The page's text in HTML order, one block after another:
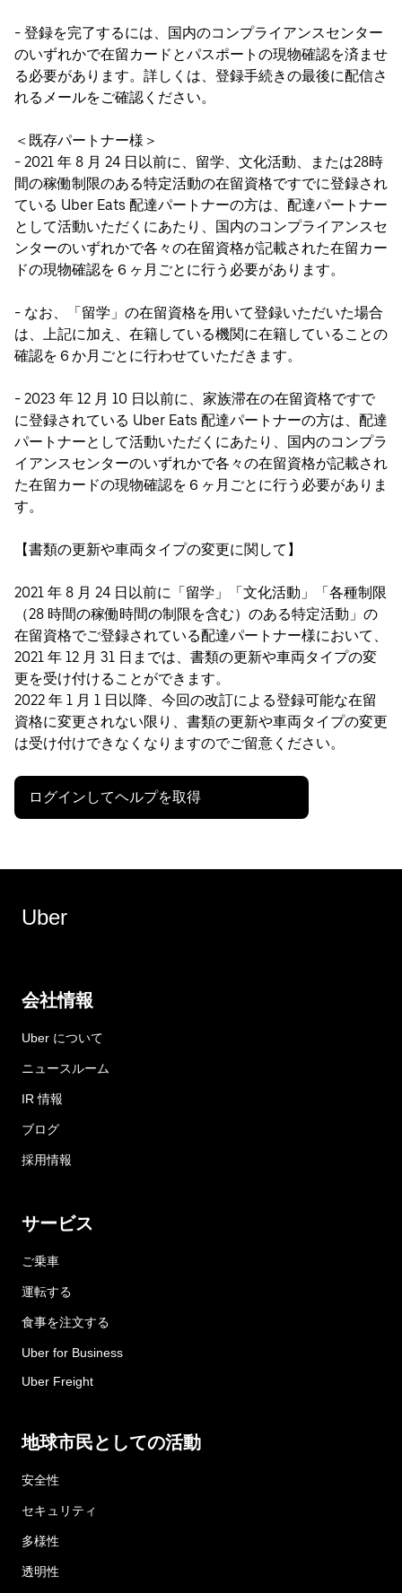
- 登録を完了するには、国内のコンプライアンスセンター
のいずれかで在留カードとパスポートの現物確認を済ませ
る必要があります。詳しくは、登録手続きの最後に配信さ
れるメールをご確認ください。
＜既存パートナー様＞
- 2021 年 8 月 24 日以前に、留学、文化活動、または28時
間の稼働制限のある特定活動の在留資格ですでに登録され
ている Uber Eats 配達パートナーの方は、配達パートナー
として活動いただくにあたり、国内のコンプライアンスセ
ンターのいずれかで各々の在留資格が記載された在留カー
ドの現物確認を６ヶ月ごとに行う必要があります。
- なお、「留学」の在留資格を用いて登録いただいた場合
は、上記に加え、在籍している機関に在籍していることの
確認を６か月ごとに行わせていただきます。
- 2023 年 12 月 10 日以前に、家族滞在の在留資格ですで
に登録されている Uber Eats 配達パートナーの方は、配達
パートナーとして活動いただくにあたり、国内のコンプラ
イアンスセンターのいずれかで各々の在留資格が記載され
た在留カードの現物確認を６ヶ月ごとに行う必要がありま
す。
【書類の更新や車両タイプの変更に関して】
2021 年 8 月 24 日以前に「留学」「文化活動」「各種制限
（28 時間の稼働時間の制限を含む）のある特定活動」の
在留資格でご登録されている配達パートナー様において、
2021 年 12 月 31 日までは、書類の更新や車両タイプの変
更を受け付けることができます。
2022 年 1 月 1 日以降、今回の改訂による登録可能な在留
資格に変更されない限り、書類の更新や車両タイプの変更
は受け付けできなくなりますのでご留意ください。
ログインしてヘルプを取得
Uber
会社情報
Uber について
ニュースルーム
IR 情報
ブログ
採用情報
サービス
ご乗車
運転する
食事を注文する
Uber for Business
Uber Freight
地球市民としての活動
安全性
セキュリティ
多様性
透明性